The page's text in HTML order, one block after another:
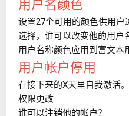
用户名颜色
设置27个可用的颜色供用户
选择，谁可以改变他的用户
用户名称颜色应用到富文本
用户帐户停用
在接下来的X天里自我激活。
权限更改
谁可以注销他的帐户？